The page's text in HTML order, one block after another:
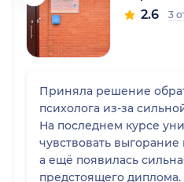
2.6 3
Приняла решение
психолога из-за
На последнем курсе
чувствовать выгорание из-за учебы и работы,
а ещё появилась
предстоящего